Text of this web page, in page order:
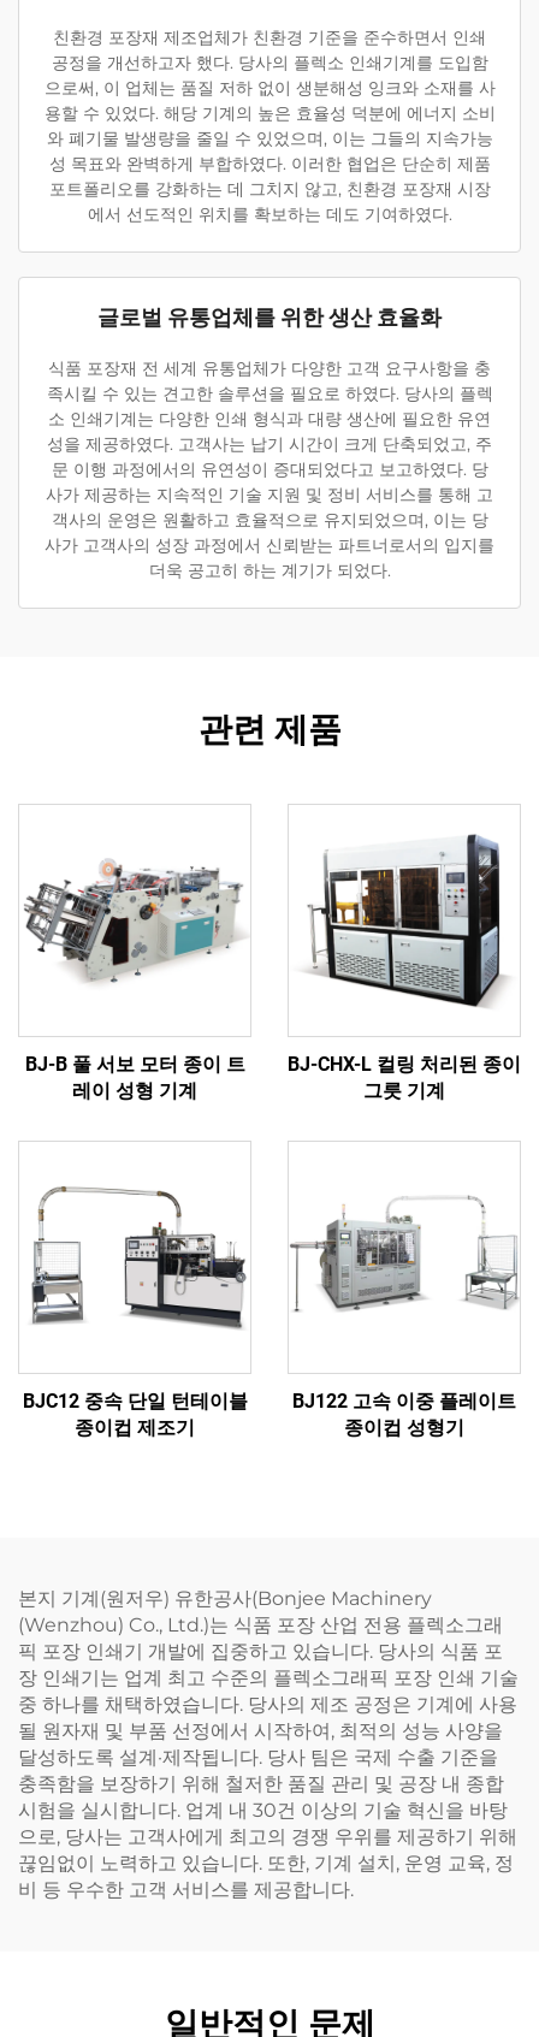
친환경 포장재 제조업체가 친환경 기준을 준수하면서 인쇄
공정을 개선하고자 했다. 당사의 플렉소 인쇄기계를 도입함
으로써, 이 업체는 품질 저하 없이 생분해성 잉크와 소재를 사
용할 수 있었다. 해당 기계의 높은 효율성 덕분에 에너지 소비
와 폐기물 발생량을 줄일 수 있었으며, 이는 그들의 지속가능
성 목표와 완벽하게 부합하였다. 이러한 협업은 단순히 제품
포트폴리오를 강화하는 데 그치지 않고, 친환경 포장재 시장
에서 선도적인 위치를 확보하는 데도 기여하였다.
글로벌 유통업체를 위한 생산 효율화
식품 포장재 전 세계 유통업체가 다양한 고객 요구사항을 충
족시킬 수 있는 견고한 솔루션을 필요로 하였다. 당사의 플렉
소 인쇄기계는 다양한 인쇄 형식과 대량 생산에 필요한 유연
성을 제공하였다. 고객사는 납기 시간이 크게 단축되었고, 주
문 이행 과정에서의 유연성이 증대되었다고 보고하였다. 당
사가 제공하는 지속적인 기술 지원 및 정비 서비스를 통해 고
객사의 운영은 원활하고 효율적으로 유지되었으며, 이는 당
사가 고객사의 성장 과정에서 신뢰받는 파트너로서의 입지를
더욱 공고히 하는 계기가 되었다.
관련 제품
BJ-B 풀 서보 모터 종이 트
레이 성형 기계
BJ-CHX-L 컬링 처리된 종이
그릇 기계
BJC12 중속 단일 턴테이블
종이컵 제조기
BJ122 고속 이중 플레이트
종이컵 성형기
본지 기계(원저우) 유한공사(Bonjee Machinery
(Wenzhou) Co., Ltd.)는 식품 포장 산업 전용 플렉소그래
픽 포장 인쇄기 개발에 집중하고 있습니다. 당사의 식품 포
장 인쇄기는 업계 최고 수준의 플렉소그래픽 포장 인쇄 기술
중 하나를 채택하였습니다. 당사의 제조 공정은 기계에 사용
될 원자재 및 부품 선정에서 시작하여, 최적의 성능 사양을
달성하도록 설계·제작됩니다. 당사 팀은 국제 수출 기준을
충족함을 보장하기 위해 철저한 품질 관리 및 공장 내 종합
시험을 실시합니다. 업계 내 30건 이상의 기술 혁신을 바탕
으로, 당사는 고객사에게 최고의 경쟁 우위를 제공하기 위해
끊임없이 노력하고 있습니다. 또한, 기계 설치, 운영 교육, 정
비 등 우수한 고객 서비스를 제공합니다.
일반적인 문제